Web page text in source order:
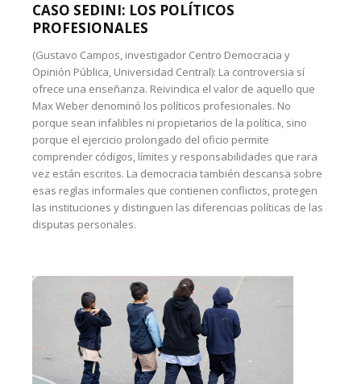
CASO SEDINI: LOS POLÍTICOS
PROFESIONALES
(Gustavo Campos, investigador Centro Democracia y
Opinión Pública, Universidad Central): La controversia sí
ofrece una enseñanza. Reivindica el valor de aquello que
Max Weber denominó los políticos profesionales. No
porque sean infalibles ni propietarios de la política, sino
porque el ejercicio prolongado del oficio permite
comprender códigos, límites y responsabilidades que rara
vez están escritos. La democracia también descansa sobre
esas reglas informales que contienen conflictos, protegen
las instituciones y distinguen las diferencias políticas de las
disputas personales.